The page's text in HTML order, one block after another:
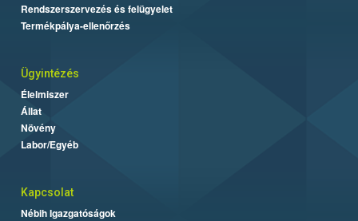
Rendszerszervezés és felügyelet
Termékpálya-ellenőrzés
Ügyintézés
Élelmiszer
Állat
Növény
Labor/Egyéb
Kapcsolat
Nébih Igazgatóságok